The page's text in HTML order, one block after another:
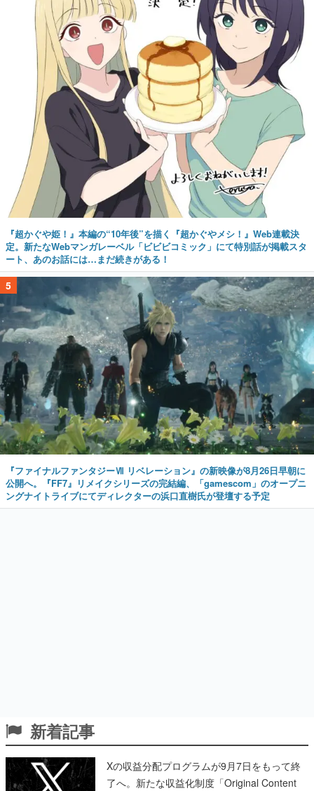
『超かぐや姫！』本編の“10年後”を描く『超かぐやメシ！』Web連載決
定。新たなWebマンガレーベル「ビビビコミック」にて特別話が掲載スタ
ート、あのお話には…まだ続きがある！
5
『ファイナルファンタジーⅦ リベレーション』の新映像が8月26日早朝に
公開へ。『FF7』リメイクシリーズの完結編、「gamescom」のオープニ
ングナイトライブにてディレクターの浜口直樹氏が登壇する予定
新着記事
Xの収益分配プログラムが9月7日をもって終
了へ。新たな収益化制度「Original Content